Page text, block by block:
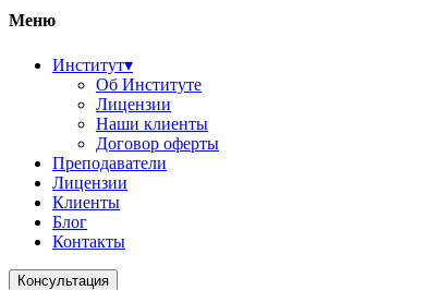
Меню
Институт▾
Об Институте
Лицензии
Наши клиенты
Договор оферты
Преподаватели
Лицензии
Клиенты
Блог
Контакты
Консультация